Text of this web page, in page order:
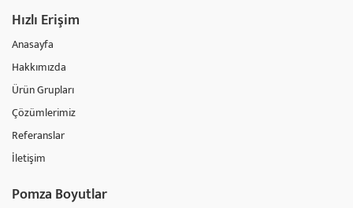
Hızlı Erişim
Anasayfa
Hakkımızda
Ürün Grupları
Çözümlerimiz
Referanslar
İletişim
Pomza Boyutlar